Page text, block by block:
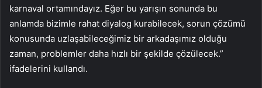
karnaval ortamındayız. Eğer bu yarışın sonunda bu
anlamda bizimle rahat diyalog kurabilecek, sorun çözümü
konusunda uzlaşabileceğimiz bir arkadaşımız olduğu
zaman, problemler daha hızlı bir şekilde çözülecek.”
ifadelerini kullandı.